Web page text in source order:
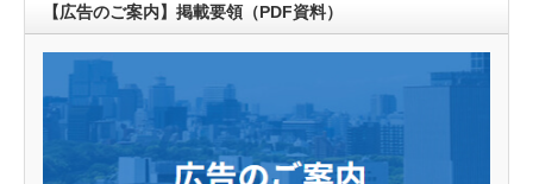
【広告のご案内】掲載要領（PDF資料）